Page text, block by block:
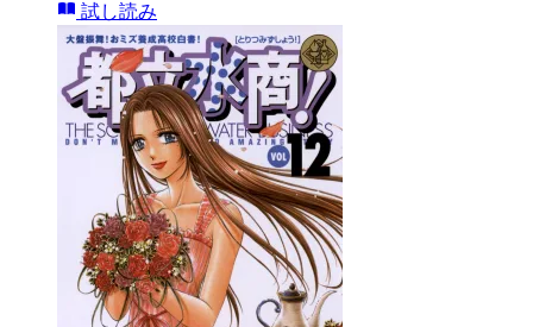
試し読み